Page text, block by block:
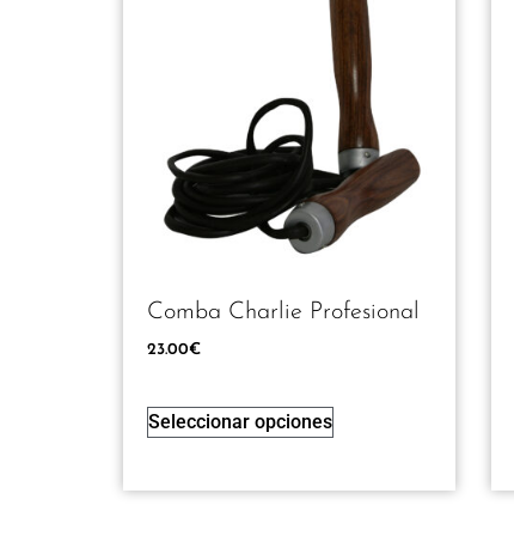
Comba Charlie Profesional
23.00€
Seleccionar opciones